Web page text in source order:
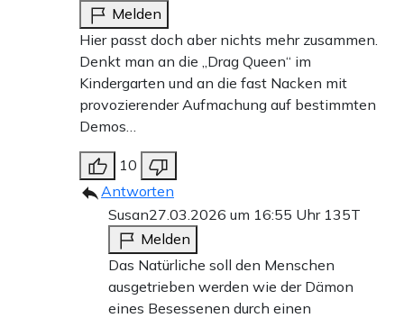
Melden
Hier passt doch aber nichts mehr zusammen.
Denkt man an die „Drag Queen“ im
Kindergarten und an die fast Nacken mit
provozierender Aufmachung auf bestimmten
Demos…
10
Antworten
Susan27.03.2026 um 16:55 Uhr 135T
Melden
Das Natürliche soll den Menschen
ausgetrieben werden wie der Dämon
eines Besessenen durch einen